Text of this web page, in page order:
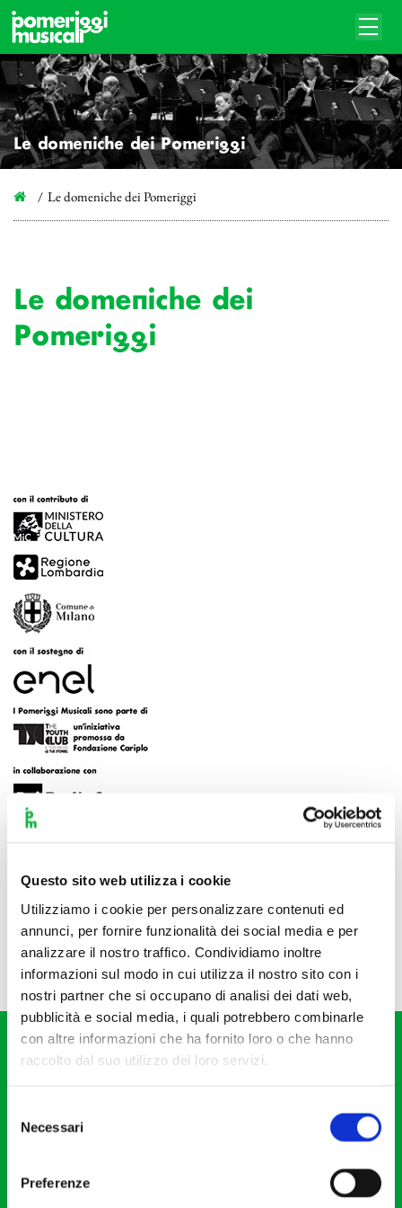
Questo sito web utilizza i cookie
Utilizziamo i cookie per personalizzare contenuti ed
annunci, per fornire funzionalità dei social media e per
analizzare il nostro traffico. Condividiamo inoltre
informazioni sul modo in cui utilizza il nostro sito con i
nostri partner che si occupano di analisi dei dati web,
pubblicità e social media, i quali potrebbero combinarle
con altre informazioni che ha fornito loro o che hanno
raccolto dal suo utilizzo dei loro servizi.
delNecessari
Preferenze
Le domeniche dei Pomeriggi
Le domeniche dei Pomeriggi
Le domeniche dei
Pomeriggi
20121 Milano